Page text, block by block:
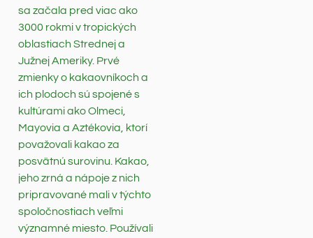
sa začala pred viac ako
3000 rokmi v tropických
oblastiach Strednej a
Južnej Ameriky. Prvé
zmienky o kakaovníkoch a
ich plodoch sú spojené s
kultúrami ako Olmeci,
Mayovia a Aztékovia, ktorí
považovali kakao za
posvätnú surovinu. Kakao,
jeho zrná a nápoje z nich
pripravované mali v týchto
spoločnostiach veľmi
významné miesto. Používali